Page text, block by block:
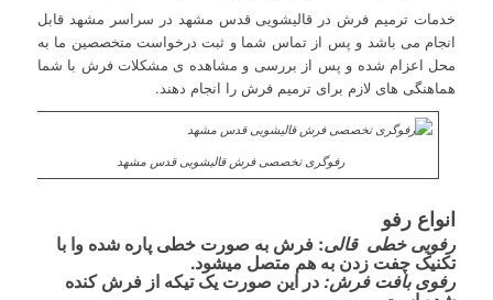
خدمات ترمیم فرش در قالیشویی قدس مشهد در سراسر مشهد قابل
انجام می باشد و پس از تماس شما و ثبت درخواست متخصصین ما به
محل اعزام شده و پس از بررسی و مشاهده ی مشکلات فرش با شما
هماهنگی های لازم برای ترمیم فرش را انجام دهند.
رفوگری تخصصی فرش قالیشویی قدس مشهد
انواع رفو
رفویی خطی قالی: فرش به صورت خطی پاره شده وا با
تکنیک چفت زدن به هم متصل میشود.
رفوی بافت فرش: در این صورت یک تیکه از فرش کنده